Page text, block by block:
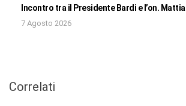
Incontro tra il Presidente Bardi e l’on. Mattia
7 Agosto 2026
Correlati